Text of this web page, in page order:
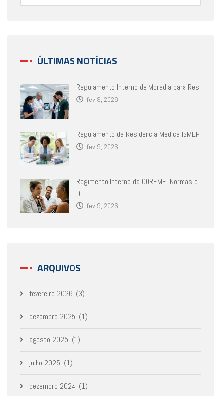
ÚLTIMAS NOTÍCIAS
Regulamento Interno de Moradia para Resi
fev 9, 2026
Regulamento da Residência Médica ISMEP
fev 9, 2026
Regimento Interno da COREME: Normas e
Di
fev 9, 2026
ARQUIVOS
fevereiro 2026 (3)
dezembro 2025 (1)
agosto 2025 (1)
julho 2025 (1)
dezembro 2024 (1)